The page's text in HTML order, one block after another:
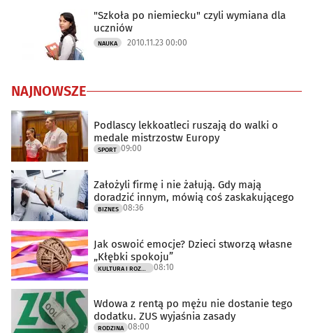
"Szkoła po niemiecku" czyli wymiana dla
uczniów
NAUKA 2010.11.23 00:00
NAJNOWSZE
Podlascy lekkoatleci ruszają do walki o
medale mistrzostw Europy
SPORT 09:00
Założyli firmę i nie żałują. Gdy mają
doradzić innym, mówią coś zaskakującego
BIZNES 08:36
Jak oswoić emocje? Dzieci stworzą własne
„Kłębki spokoju”
08:10
Wdowa z rentą po mężu nie dostanie tego
dodatku. ZUS wyjaśnia zasady
RODZINA 08:00